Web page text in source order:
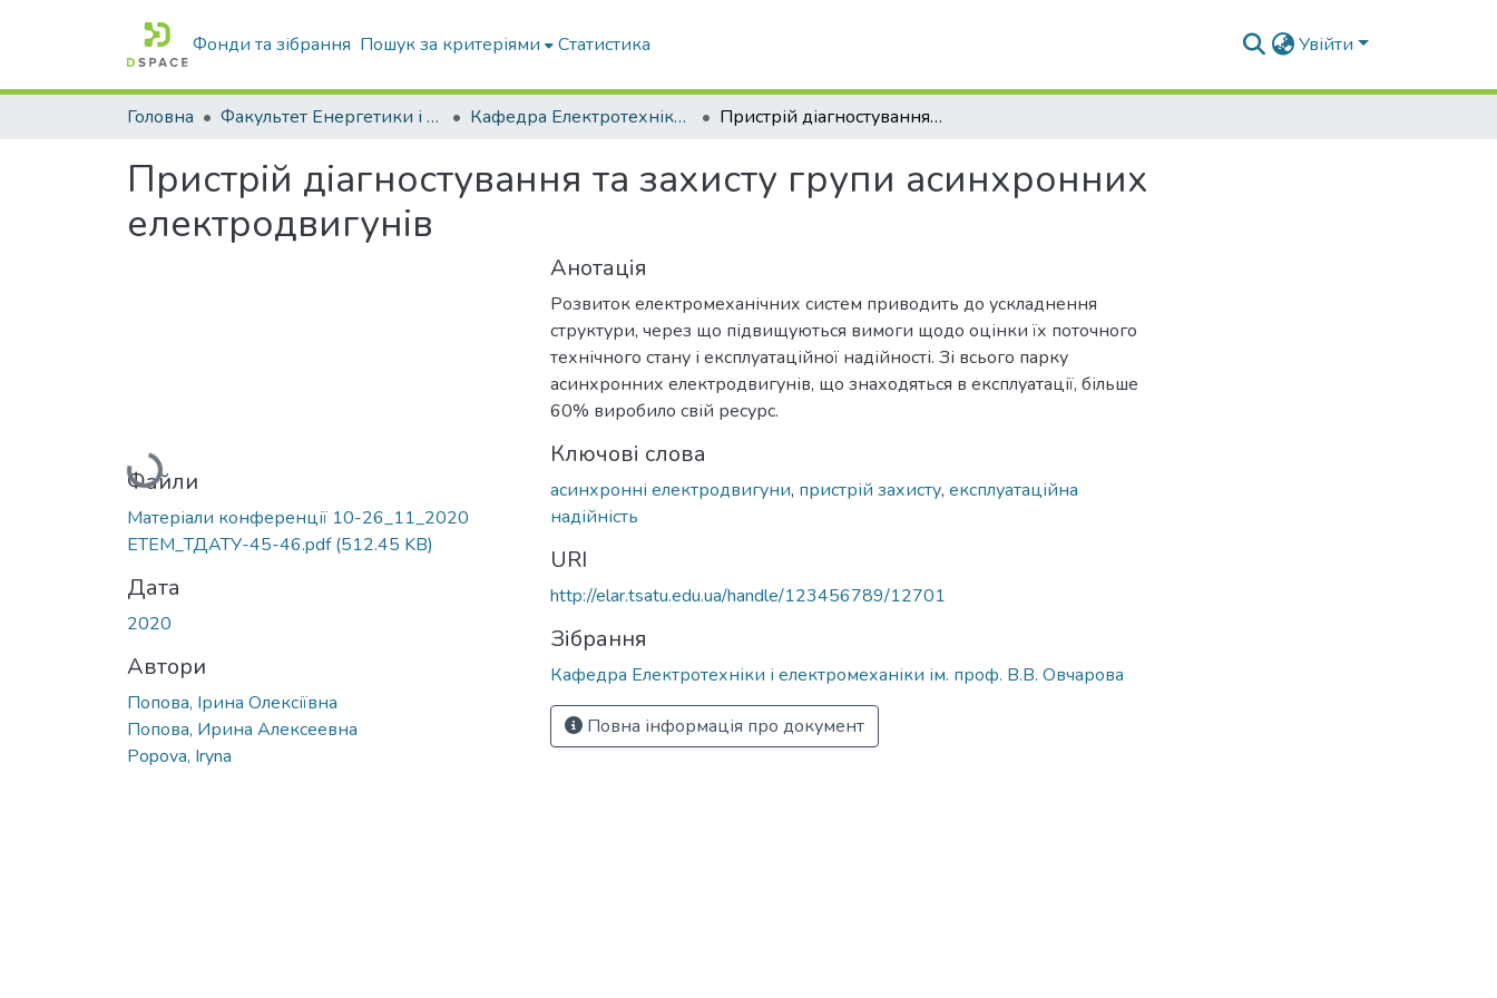
Фонди та зібрання Пошук за критеріями Статистика Увійти
Головна Факультет Енергетики і комп'ютерних технологій Кафедра Електротехніки і електромеханіки ім. проф. В.В. Овчарова Пристрій діагностування та захисту групи асинхронних електродвигунів
Пристрій діагностування та захисту групи асинхронних
електродвигунів
Вантажиться...
Файли
Матеріали конференції 10-26_11_2020
ЕТЕМ_ТДАТУ-45-46.pdf(512.45 KB)
Дата
2020
Автори
Попова, Ірина Олексіївна
Попова, Ирина Алексеевна
Popova, Iryna
Анотація
Розвиток електромеханічних систем приводить до ускладнення
структури, через що підвищуються вимоги щодо оцінки їх поточного
технічного стану і експлуатаційної надійності. Зі всього парку
асинхронних електродвигунів, що знаходяться в експлуатації, більше
60% виробило свій ресурс.
Ключові слова
асинхронні електродвигуни, пристрій захисту, експлуатаційна
надійність
URI
http://elar.tsatu.edu.ua/handle/123456789/12701
Зібрання
Кафедра Електротехніки і електромеханіки ім. проф. В.В. Овчарова
Повна інформація про документ